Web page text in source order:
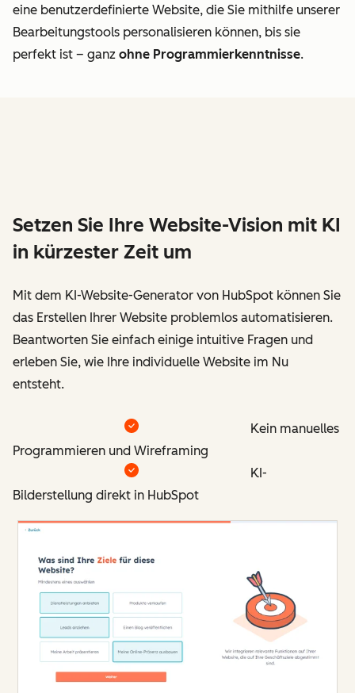
eine benutzerdefinierte Website, die Sie mithilfe unserer
Bearbeitungstools personalisieren können, bis sie
perfekt ist – ganz ohne Programmierkenntnisse.
Setzen Sie Ihre Website-Vision mit KI
in kürzester Zeit um
Mit dem KI-Website-Generator von HubSpot können Sie
das Erstellen Ihrer Website problemlos automatisieren.
Beantworten Sie einfach einige intuitive Fragen und
erleben Sie, wie Ihre individuelle Website im Nu
entsteht.
Kein manuelles
Programmieren und Wireframing
KI-
Bilderstellung direkt in HubSpot